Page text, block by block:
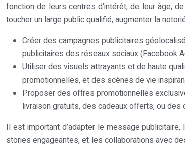
fonction de leurs centres d’intérêt, de leur âge,
toucher un large public qualifié, augmenter la
Créer des campagnes publicitaires
publicitaires des réseaux sociaux (Facebook
Utiliser des visuels attrayants et de haute
promotionnelles, et des scènes de vie
Proposer des offres promotionnelles
livraison gratuits, des cadeaux offerts, ou
Il est important d’adapter le message
stories engageantes, et les collaborations avec